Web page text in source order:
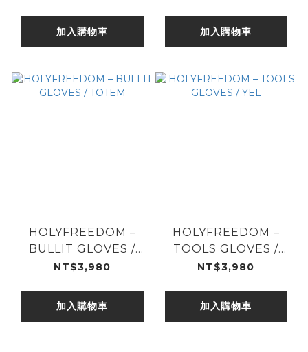
加入購物車 加入購物車
HOLYFREEDOM –
BULLIT GLOVES /
TOTEM
NT$3,980
加入購物車
HOLYFREEDOM –
TOOLS GLOVES /
YEL
NT$3,980
加入購物車